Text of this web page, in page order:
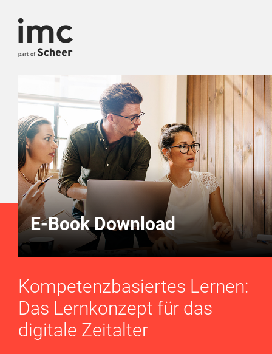
E-Book Download
Kompetenzbasiertes Lernen:
Das Lernkonzept für das
digitale Zeitalter